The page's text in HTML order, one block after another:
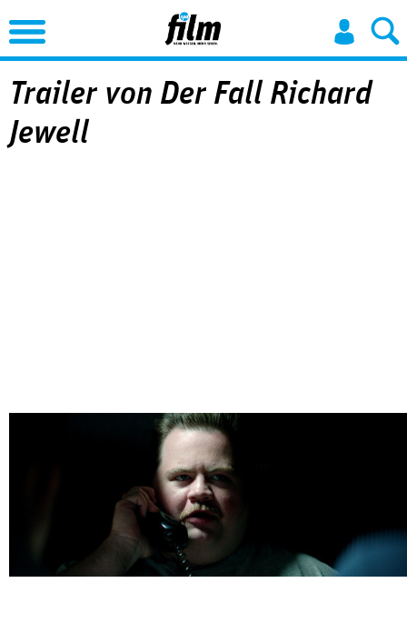
Jump to Navigation
Trailer von Der Fall Richard
Jewell